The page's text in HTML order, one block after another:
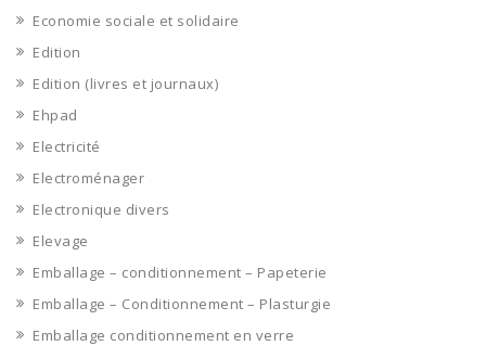
Economie sociale et solidaire
Edition
Edition (livres et journaux)
Ehpad
Electricité
Electroménager
Electronique divers
Elevage
Emballage – conditionnement – Papeterie
Emballage – Conditionnement – Plasturgie
Emballage conditionnement en verre